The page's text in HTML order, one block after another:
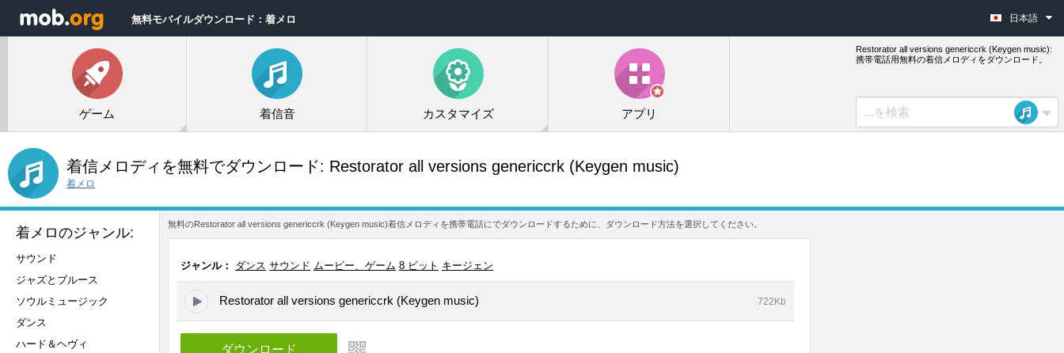
無料モバイルダウンロード：着メロ 日本語
ゲーム 着信音 カスタマイズ アプリ
Restorator all versions genericcrk (Keygen music):
携帯電話用無料の着信メロディをダウンロード。
着信メロディを無料でダウンロード: Restorator all versions genericcrk (Keygen music)
着メロ
着メロのジャンル:
サウンド
ジャズとブルース
ソウルミュージック
ダンス
ハード＆ヘヴィ
無料のRestorator all versions genericcrk (Keygen music)着信メロディを携帯電話にでダウンロードするために、ダウンロード方法を選択してください。
ジャンル： ダンス サウンド ムービー、ゲーム 8 ビット キージェン
Restorator all versions genericcrk (Keygen music) 722Kb
ダウンロード